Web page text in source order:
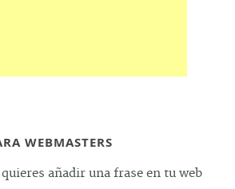
WEBMASTERS
añadir una frase en tu web